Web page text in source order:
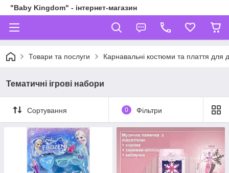
"Baby Kingdom" - інтернет-магазин
Товари та послуги Карнавальні костюми та плаття для
Тематичні ігрові набори
Сортування 0 Фільтри